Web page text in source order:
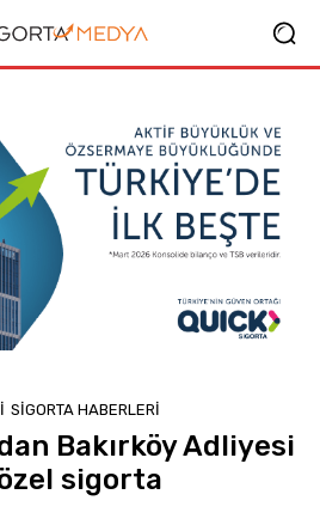
SIGORTA HABERLERI
Bakırköy Adliyesi
sigorta